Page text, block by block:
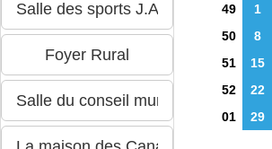
49
1
50
8
51
15
52
22
01
29